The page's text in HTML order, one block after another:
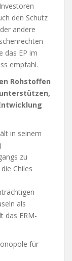
den Schutz
andere
das EP im
empfahl.
Rohstoffen
in seinem
zu
Chiles
als
das ERM-
für